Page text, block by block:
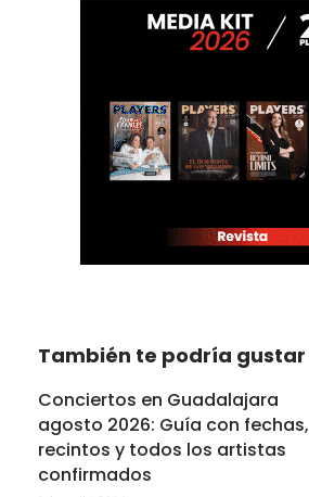
También te podría gustar
Conciertos en Guadalajara
agosto 2026: Guía con fechas,
recintos y todos los artistas
confirmados